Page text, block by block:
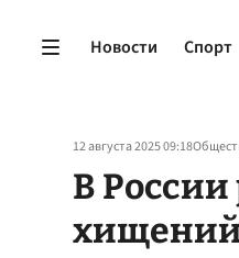
Новости Спорт
12 августа 2025 09:18
В